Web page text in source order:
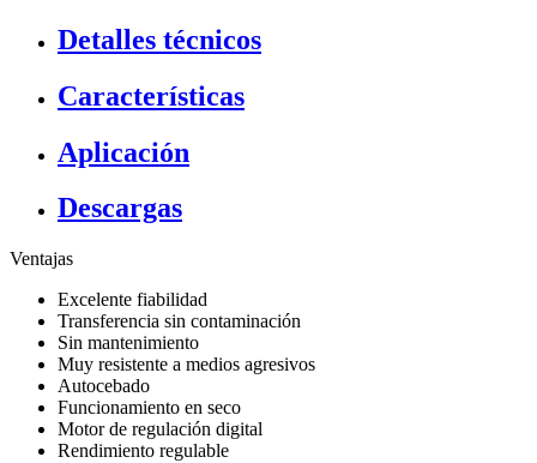
Detalles técnicos
Características
Aplicación
Descargas
Ventajas
Excelente fiabilidad
Transferencia sin contaminación
Sin mantenimiento
Muy resistente a medios agresivos
Autocebado
Funcionamiento en seco
Motor de regulación digital
Rendimiento regulable